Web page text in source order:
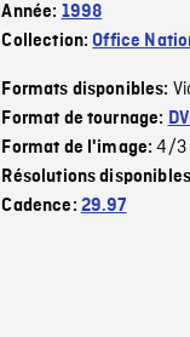
Année: 1998
Collection:Office
Formats disponibles:
Format de tournage:
Format de l'image:4/3
Résolutions
Cadence: 29.97